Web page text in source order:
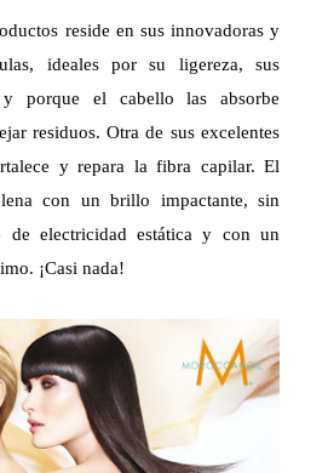
reside en sus innovadoras y
ideales por su ligereza, sus
y porque el cabello las absorbe
residuos. Otra de sus excelentes
y repara la fibra capilar. El
con un brillo impactante, sin
de electricidad estática y con un
¡Casi nada!